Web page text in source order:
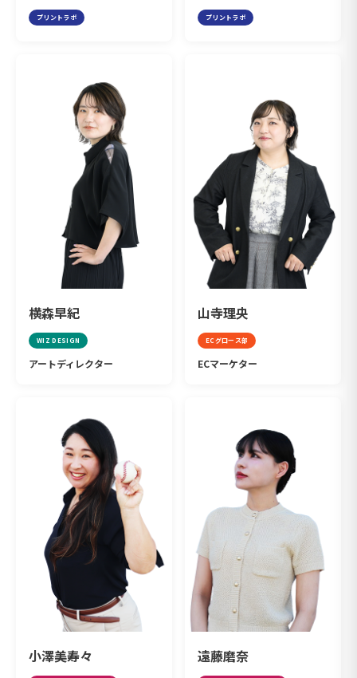
プリントラボ プリントラボ
横森早紀
WIZ DESIGN
アートディレクター
山寺理央
ECグロース部
ECマーケター
小澤美寿々 遠藤磨奈